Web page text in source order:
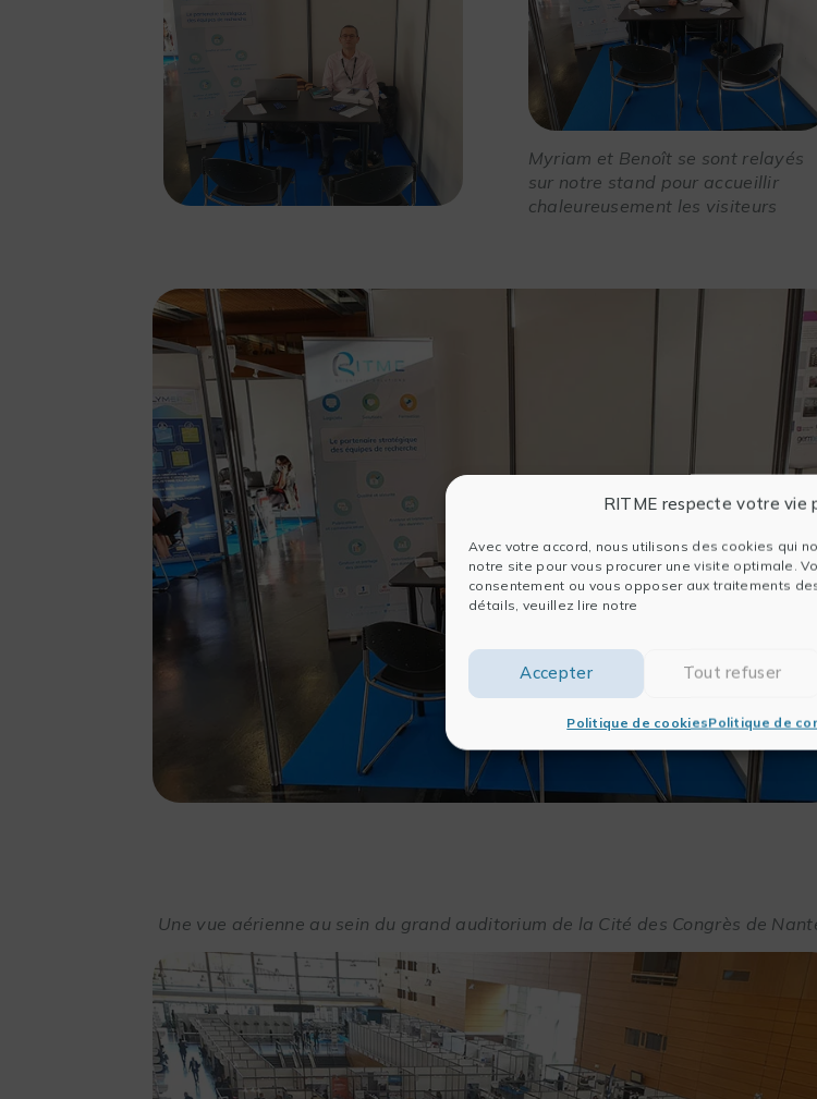
RITME respecte votre vie
Avec votre accord, nous utilisons des cookies qui
notre site pour vous procurer une visite optimale.
consentement ou vous opposer aux traitements
détails, veuillez lire notre
Accepter Tout refuser
Politique de cookiesPolitique de
Myriam et Benoît se sont relayés
sur notre stand pour accueillir
chaleureusement les visiteurs
Une vue aérienne au sein du grand auditorium de la Cité des Congrès de